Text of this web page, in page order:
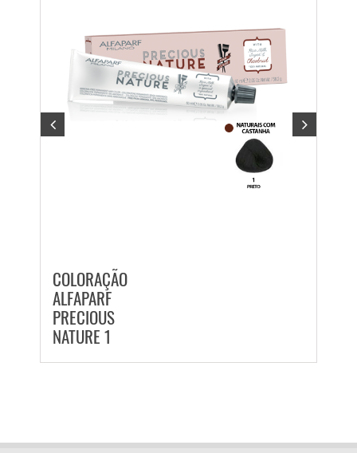
COLORAÇÃO
ALFAPARF
PRECIOUS
NATURE 1